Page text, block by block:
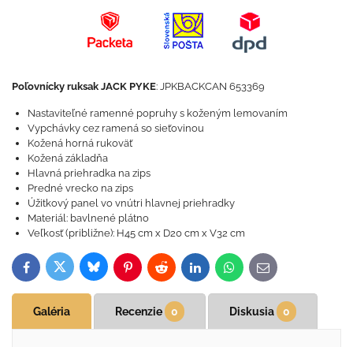
Poľovnícky ruksak JACK PYKE: JPKBACKCAN 653369
Nastaviteľné ramenné popruhy s koženým lemovaním
Vypchávky cez ramená so sieťovinou
Kožená horná rukoväť
Kožená základňa
Hlavná priehradka na zips
Predné vrecko na zips
Úžitkový panel vo vnútri hlavnej priehradky
Materiál: bavlnené plátno
Veľkosť (približne): H45 cm x D20 cm x V32 cm
FacebookTwitterBlueskyPinterestReddit LinkedInWhatsApp
E-
mail
Galéria Recenzie 0 Diskusia 0